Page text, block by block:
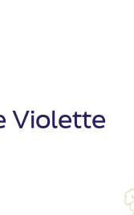
Violette